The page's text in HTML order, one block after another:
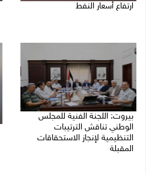
ارتفاع أسعار النفط
بيروت: اللجنة الفنية للمجلس
الوطني تناقش الترتيبات
التنظيمية لإنجاز الاستحقاقات
المقبلة